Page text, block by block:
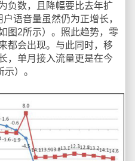
负数，且降幅要比去年扩
语音量虽然仍为正增长，
图2所示）。照此趋势，零
都会出现。与此同时，移
，单月接入流量更是在今
）。